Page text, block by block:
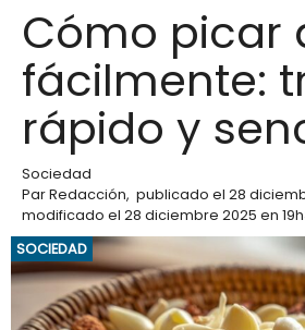
Cómo picar
fácilmente:
rápido y
Sociedad
ParRedacción, publicado el 28
modificado el 28 diciembre 2025 en
SOCIEDAD